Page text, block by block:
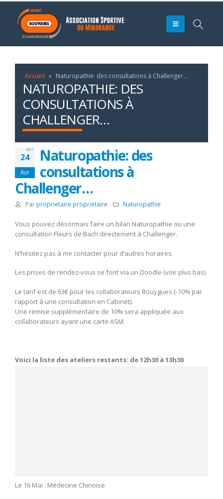
Accueil » Naturopathie: des consultations à Challenger…
NATUROPATHIE: DES
CONSULTATIONS À
CHALLENGER…
2017
24
Avr
Naturopathie: des
consultations à
Challenger…
Par proprietaire proprietaire Naturopathie
Vous pouvez désormais faire un bilan Naturopathie ou une
consultation Fleurs de Bach directement à Challenger.
N’hésitez pas à me contacter pour d’autres horaires.
Les prises de rendez-vous se font via un Doodle (voir plus bas)
Le tarif est de 63€ pour les collaborateurs Bouygues (-10% par
rapport à une consultation en Cabinet).
Une remise supplémentaire de 10% sera appliquée aux
collaborateurs ayant une carte ASM.
Voici la liste des ateliers restants: de 12h30 à 13h30
Le 16 Mai : Médecine Chinoise